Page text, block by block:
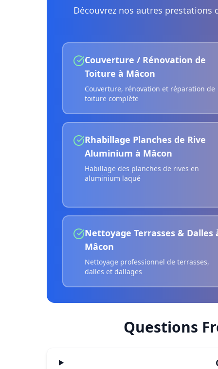
Découvrez nos autres prestations
Couverture / Rénovation de
Toiture à Mâcon
Couverture, rénovation et réparation de
toiture complète
Rhabillage Planches de Rive
Aluminium à Mâcon
Habillage des planches de rives en
aluminium laqué
Nettoyage Terrasses & Dalles
Mâcon
Nettoyage professionnel de terrasses,
dalles et dallages
Questions